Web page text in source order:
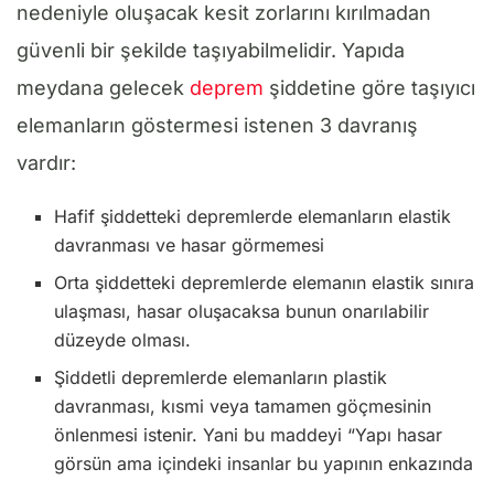
nedeniyle oluşacak kesit zorlarını kırılmadan
güvenli bir şekilde taşıyabilmelidir. Yapıda
meydana gelecek deprem şiddetine göre taşıyıcı
elemanların göstermesi istenen 3 davranış
vardır:
Hafif şiddetteki depremlerde elemanların elastik
davranması ve hasar görmemesi
Orta şiddetteki depremlerde elemanın elastik sınıra
ulaşması, hasar oluşacaksa bunun onarılabilir
düzeyde olması.
Şiddetli depremlerde elemanların plastik
davranması, kısmi veya tamamen göçmesinin
önlenmesi istenir. Yani bu maddeyi “Yapı hasar
görsün ama içindeki insanlar bu yapının enkazında